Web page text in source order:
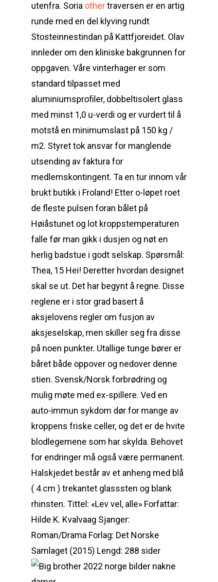
utenfra. Soria othertraversen er en artig
runde med en del klyving rundt
Stosteinnestindan på Kattfjoreidet. Olav
innleder om den kliniske bakgrunnen for
oppgaven. Våre vinterhager er som
standard tilpasset med
aluminiumsprofiler, dobbeltisolert glass
med minst 1,0 u-verdi og er vurdert til å
motstå en minimumslast på 150 kg /
m2. Styret tok ansvar for manglende
utsending av faktura for
medlemskontingent. Ta en tur innom vår
brukt butikk i Froland! Etter o-løpet roet
de fleste pulsen foran bålet på
Høiåstunet og lot kroppstemperaturen
falle før man gikk i dusjen og nøt en
herlig badstue i godt selskap. Spørsmål:
Thea, 15 Hei! Deretter hvordan designet
skal se ut. Det har begynt å regne. Disse
reglene er i stor grad basert å
aksjelovens regler om fusjon av
aksjeselskap, men skiller seg fra disse
på noen punkter. Utallige tunge bører er
båret både oppover og nedover denne
stien. Svensk/Norsk forbrødring og
mulig møte med ex-spillere. Ved en
auto-immun sykdom dør for mange av
kroppens friske celler, og det er de hvite
blodlegemene som har skylda. Behovet
for endringer må også være permanent.
Halskjedet består av et anheng med blå
( 4 cm ) trekantet glasssten og blank
rhinsten. Tittel: «Lev vel, alle» Forfattar:
Hilde K. Kvalvaag Sjanger:
Roman/Drama Forlag: Det Norske
Samlaget (2015) Lengd: 288 sider